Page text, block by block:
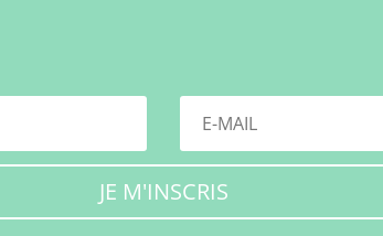
JE M'INSCRIS